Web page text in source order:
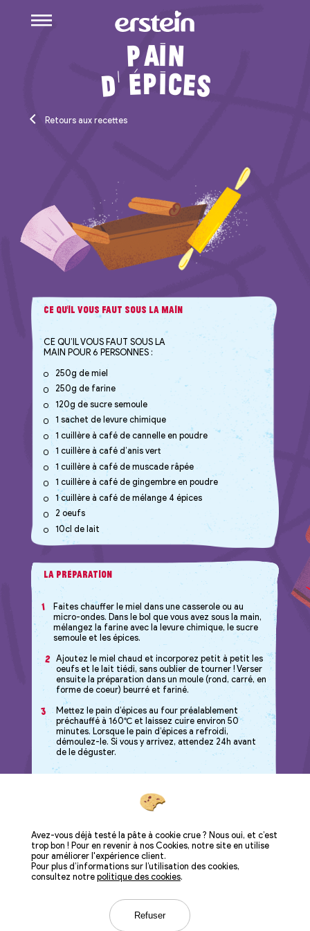
Pain
d’ épices
Retours aux recettes
Ce qu’il vous faut sous la main
CE QU’IL VOUS FAUT SOUS LA
MAIN POUR 6 PERSONNES :
250g de miel
250g de farine
120g de sucre semoule
1 sachet de levure chimique
1 cuillère à café de cannelle en poudre
1 cuillère à café d’anis vert
1 cuillère à café de muscade râpée
1 cuillère à café de gingembre en poudre
1 cuillère à café de mélange 4 épices
2 oeufs
10cl de lait
La Préparation
1
Faites chauffer le miel dans une casserole ou au
micro-ondes. Dans le bol que vous avez sous la main,
mélangez la farine avec la levure chimique, le sucre
semoule et les épices.
2 Ajoutez le miel chaud et incorporez petit à petit les
oeufs et le lait tiédi, sans oublier de tourner ! Verser
ensuite la préparation dans un moule (rond, carré, en
forme de coeur) beurré et fariné.
3
Mettez le pain d’épices au four préalablement
préchauffé à 160°C et laissez cuire environ 50
minutes. Lorsque le pain d’épices a refroidi,
démoulez-le. Si vous y arrivez, attendez 24h avant
de le déguster.
Pour que nous puissions exposer vos chef-d'oeuvres sur notre
site,envoyez nous vos photos.
Confidentialité Contact
Avez-vous déjà testé la pâte à cookie crue ? Nous oui, et c’est
trop bon ! Pour en revenir à nos Cookies, notre site en utilise
pour améliorer l'expérience client.
Pour plus d’informations sur l’utilisation des cookies,
consultez notre politique des cookies.
Refuser